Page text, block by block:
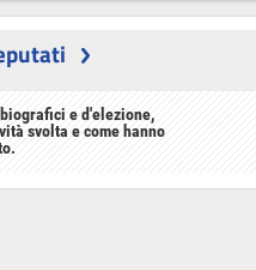
e d'elezione,
svolta e come hanno